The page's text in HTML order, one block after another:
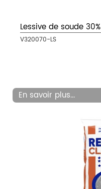
Lessive de soude 30%
V320070-LS
En savoir plus...